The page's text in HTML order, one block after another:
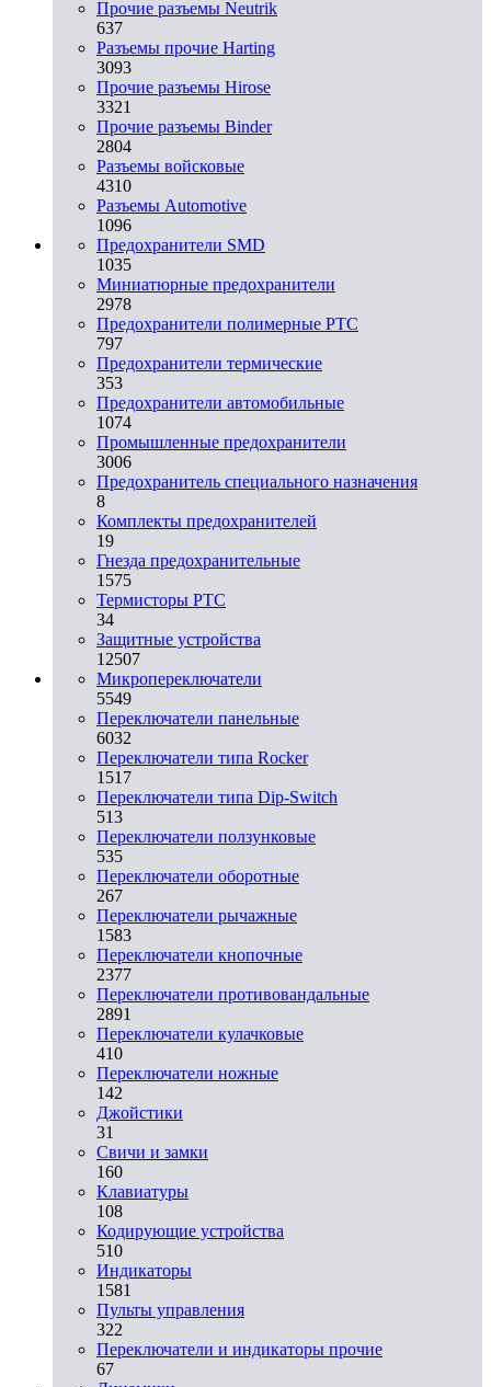
Прочие разъемы Neutrik
637
Разъемы прочие Harting
3093
Прочие разъемы Hirose
3321
Прочие разъемы Binder
2804
Разъемы войсковые
4310
Разъeмы Automotive
1096
Предохранители SMD
1035
Миниатюрные предохранители
2978
Предохранители полимерные PTC
797
Предохранители термические
353
Предохранители автомобильные
1074
Промышленные предохранители
3006
Предохранитель специального назначения
8
Комплекты предохранителей
19
Гнезда предохранительные
1575
Термисторы PTC
34
Защитные устройства
12507
Микропереключатели
5549
Переключатели панельные
6032
Переключатели типа Rocker
1517
Переключатели типа Dip-Switch
513
Переключатели ползунковые
535
Переключатели оборотные
267
Переключатели рычажные
1583
Переключатели кнопочные
2377
Переключатели противовандальные
2891
Переключатели кулачковые
410
Переключатели ножные
142
Джойстики
31
Свичи и замки
160
Клавиатуры
108
Кодирующие устройства
510
Индикаторы
1581
Пульты управления
322
Переключатели и индикаторы прочие
67